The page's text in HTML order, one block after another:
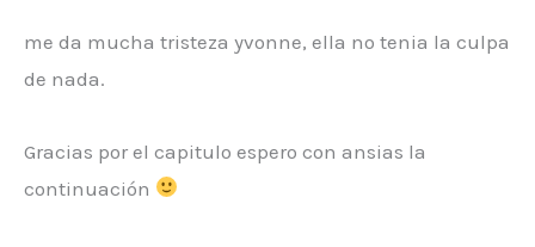
me da mucha tristeza yvonne, ella no tenia la culpa
de nada.
Gracias por el capitulo espero con ansias la
continuación